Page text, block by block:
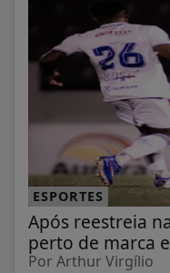
ESPORTES
Após reestreia
perto de marca
Por Arthur Virgílio